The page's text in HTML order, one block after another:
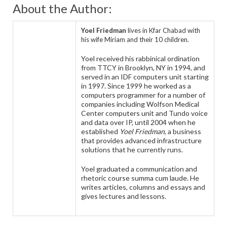
About the Author:
Yoel Friedman lives in Kfar Chabad with
his wife Miriam and their 10 children.
Yoel received his rabbinical ordination
from TTCY in Brooklyn, NY in 1994, and
served in an IDF computers unit starting
in 1997. Since 1999 he worked as a
computers programmer for a number of
companies including Wolfson Medical
Center computers unit and Tundo voice
and data over IP, until 2004 when he
established Yoel Friedman, a business
that provides advanced infrastructure
solutions that he currently runs.
Yoel graduated a communication and
rhetoric course summa cum laude. He
writes articles, columns and essays and
gives lectures and lessons.